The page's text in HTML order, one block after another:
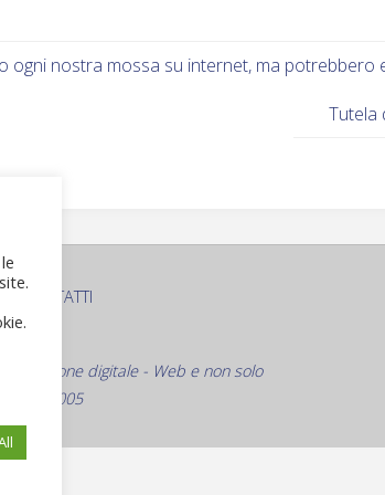
ogni nostra mossa su internet, ma potrebbero
Tutela
CONTATTI
digitale - Web e non solo